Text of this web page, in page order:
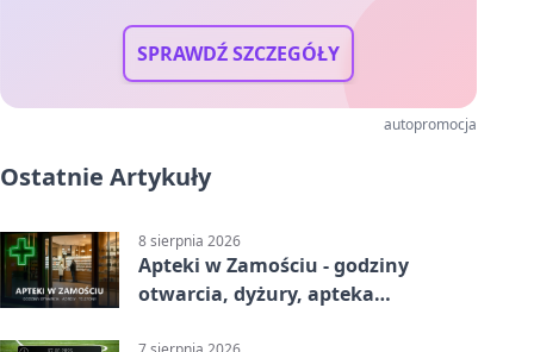
SPRAWDŹ SZCZEGÓŁY
autopromocja
Ostatnie Artykuły
8 sierpnia 2026
Apteki w Zamościu - godziny
otwarcia, dyżury, apteka